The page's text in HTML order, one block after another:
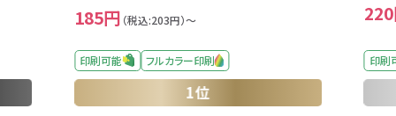
185円 （税込:203円）～
印刷可能 フルカラー印刷
1位
印刷